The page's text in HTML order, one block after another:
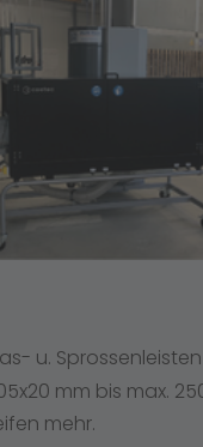
u.
mm bis max.
mehr.